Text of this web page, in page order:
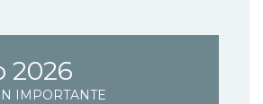
2026
IMPORTANTE